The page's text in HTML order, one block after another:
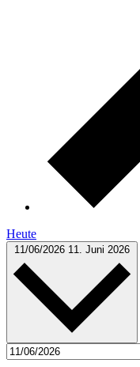
Heute
11/06/2026 11. Juni 2026